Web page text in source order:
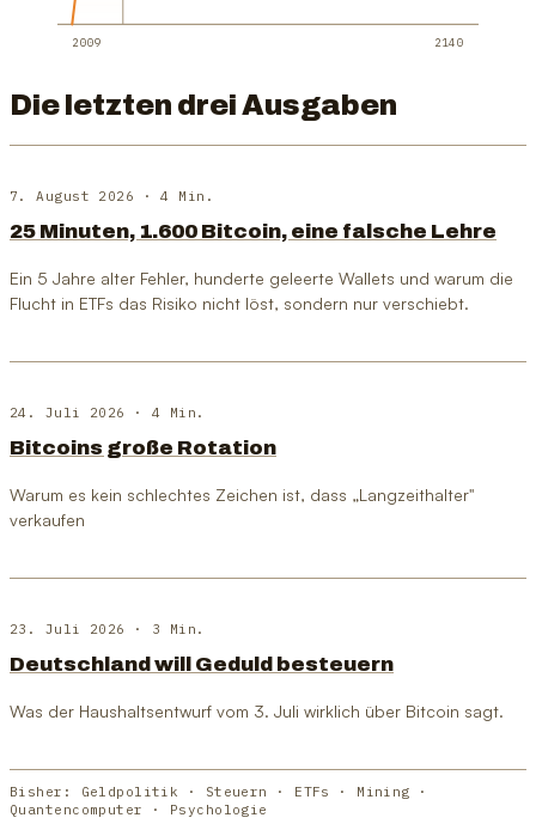
2009 2140
Die letzten drei Ausgaben
7. August 2026 · 4 Min.
25 Minuten, 1.600 Bitcoin, eine falsche Lehre
Ein 5 Jahre alter Fehler, hunderte geleerte Wallets und warum die
Flucht in ETFs das Risiko nicht löst, sondern nur verschiebt.
24. Juli 2026 · 4 Min.
Bitcoins große Rotation
Warum es kein schlechtes Zeichen ist, dass „Langzeithalter"
verkaufen
23. Juli 2026 · 3 Min.
Deutschland will Geduld besteuern
Was der Haushaltsentwurf vom 3. Juli wirklich über Bitcoin sagt.
Bisher: Geldpolitik · Steuern · ETFs · Mining ·
Quantencomputer · Psychologie